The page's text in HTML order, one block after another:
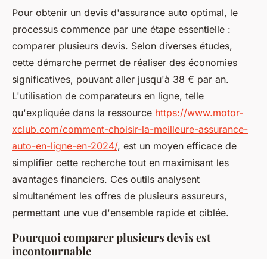
Pour obtenir un devis d'assurance auto optimal, le
processus commence par une étape essentielle :
comparer plusieurs devis. Selon diverses études,
cette démarche permet de réaliser des économies
significatives, pouvant aller jusqu'à 38 € par an.
L'utilisation de comparateurs en ligne, telle
qu'expliquée dans la ressource https://www.motor-
xclub.com/comment-choisir-la-meilleure-assurance-
auto-en-ligne-en-2024/, est un moyen efficace de
simplifier cette recherche tout en maximisant les
avantages financiers. Ces outils analysent
simultanément les offres de plusieurs assureurs,
permettant une vue d'ensemble rapide et ciblée.
Pourquoi comparer plusieurs devis est
incontournable